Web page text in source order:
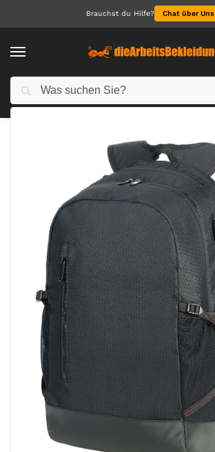
Brauchst du Hilfe? Chat über Uns
Start Accessoires / Taschen & Accessoires